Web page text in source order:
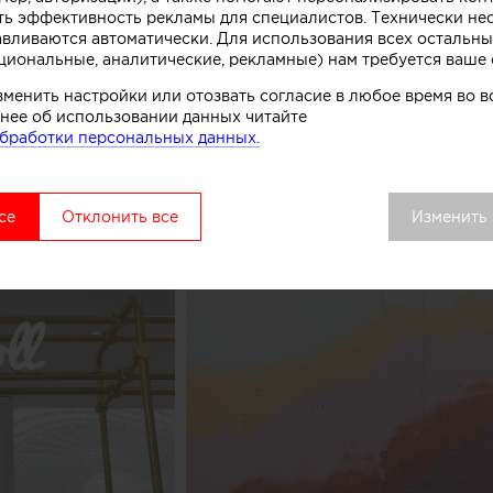
точки выделяется среди других объектов
сосредоточить внимание покупателей как на
процессе, в основе которого перемешивание слоев
рассказывают авторы этого небольшого
эффективность рекламы для специалистов. Технически
автоматически. Для использования всех
аналитические, рекламные) нам требуется ваше
настройки или отозвать согласие в любое время во
об использовании данных читайте
персональных данных.
Отклонить все Изменить